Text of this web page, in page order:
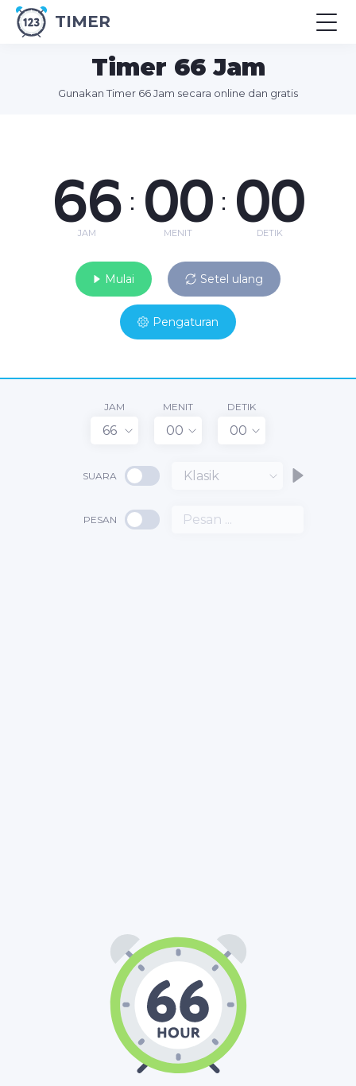
TIMER
Timer 66 Jam
Gunakan Timer 66 Jam secara online dan gratis
66
JAM
: 00
MENIT
: 00
DETIK
Mulai Setel ulang
Pengaturan
JAM
66
MENIT
00
DETIK
00
SUARA Klasik
PESAN
66 : 00 : 00